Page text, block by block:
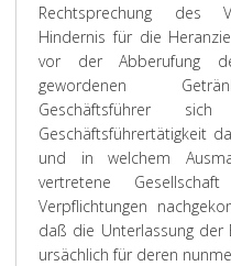
Rechtsprechung des
Hindernis für die
vor der Abberufung
gewordenen
Geschäftsführer
Geschäftsführertätigkeit
und in welchem
vertretene
Verpflichtungen
daß die Unterlassung der
ursächlich für deren